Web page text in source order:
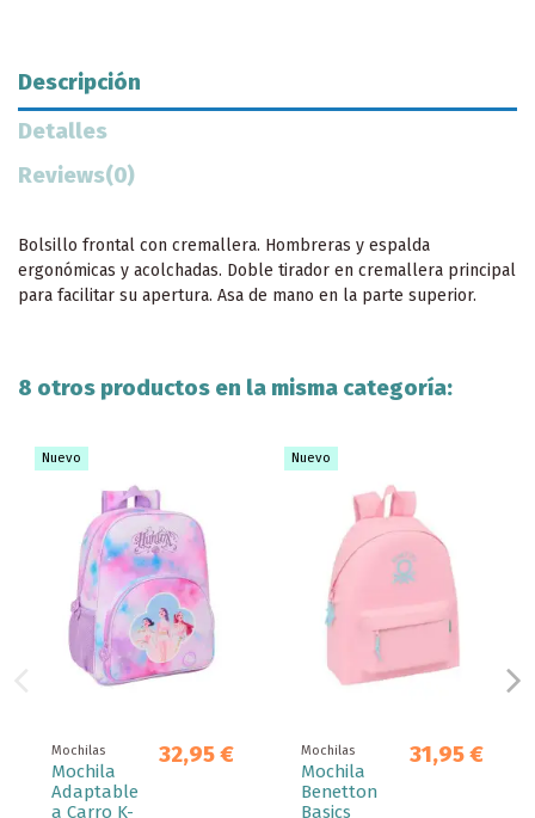
Descripción
Detalles
Reviews(0)
Bolsillo frontal con cremallera. Hombreras y espalda
ergonómicas y acolchadas. Doble tirador en cremallera principal
para facilitar su apertura. Asa de mano en la parte superior.
8 otros productos en la misma categoría:
Nuevo
Mochilas
Mochila
Adaptable
a Carro K-
32,95 €
Nuevo
Mochilas
Mochila
Benetton
Basics
31,95 €